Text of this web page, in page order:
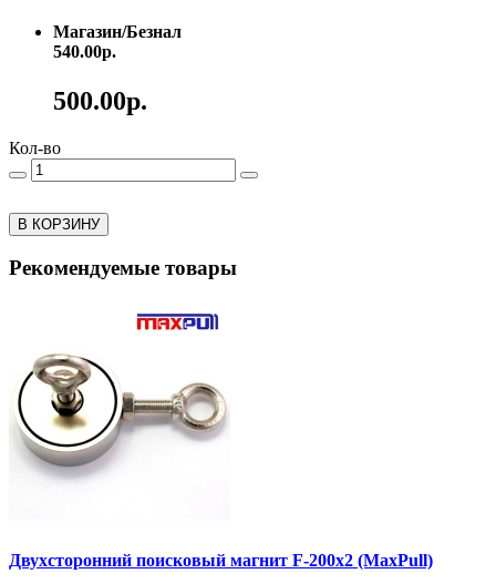
Магазин/Безнал
540.00р.
500.00р.
Кол-во
В КОРЗИНУ
Рекомендуемые товары
Двухсторонний поисковый магнит F-200x2 (MaxPull)